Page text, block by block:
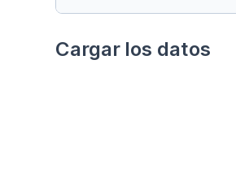
Cargar los datos